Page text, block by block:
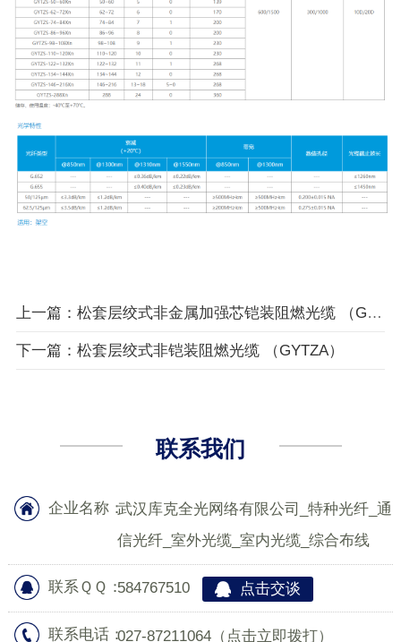
上一篇：松套层绞式非金属加强芯铠装阻燃光缆 （GYFTZA53）
下一篇：松套层绞式非铠装阻燃光缆 （GYTZA）
联系我们
企业名称：武汉库克全光网络有限公司_特种光纤_通
信光纤_室外光缆_室内光缆_综合布线
联系ＱＱ：584767510 点击交谈
联系电话：027-87211064 （点击立即拨打）